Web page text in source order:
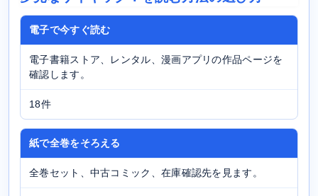
電子で今すぐ読む
電子書籍ストア、レンタル、漫画アプリの作品ページを
確認します。
18件
紙で全巻をそろえる
全巻セット、中古コミック、在庫確認先を見ます。